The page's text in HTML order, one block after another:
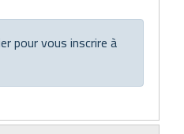
pour vous inscrire à